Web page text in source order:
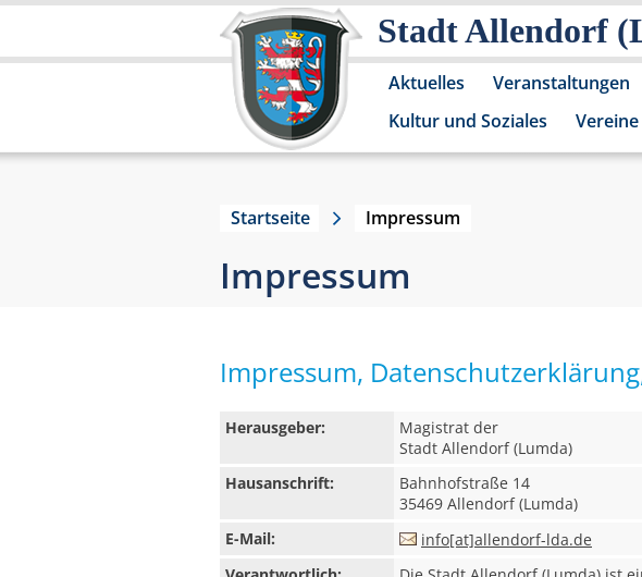
Stadt Allendorf
Aktuelles Veranstaltungen
Kultur und Soziales
Vereine
Startseite Impressum
Impressum
Impressum,
Herausgeber:
Magistrat der
Stadt Allendorf (Lumda)
Hausanschrift:
Bahnhofstraße 14
35469 Allendorf (Lumda)
E-Mail:
info[at]allendorf-lda.de